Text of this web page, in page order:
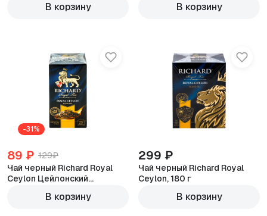
В корзину В корзину
-31%
89 ₽ 129₽
Чай черный Richard Royal
Ceylon Цейлонский
В корзину
299 ₽
Чай черный Richard Royal
Ceylon, 180 г
В корзину